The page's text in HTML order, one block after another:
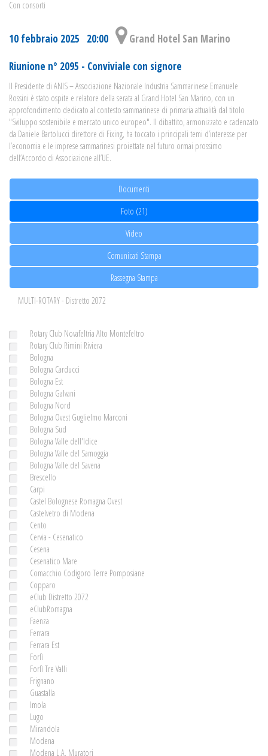
Con consorti
10 febbraio 2025 20:00
Grand Hotel San Marino
Riunione n° 2095 - Conviviale con signore
Il Presidente di ANIS – Associazione Nazionale Industria Sammarinese Emanuele
Rossini è stato ospite e relatore della serata al Grand Hotel San Marino, con un
approfondimento dedicato al contesto sammarinese di primaria attualità dal titolo
"Sviluppo sostenibile e mercato unico europeo". Il dibattito, armonizzato e cadenzato
da Daniele Bartolucci direttore di Fixing, ha toccato i principali temi d’interesse per
l’economia e le imprese sammarinesi proiettate nel futuro ormai prossimo
dell’Accordo di Associazione all’UE.
Documenti
Foto (21)
Video
Comunicati Stampa
Rassegna Stampa
MULTI-ROTARY - Distretto 2072
Rotary Club Novafeltria Alto Montefeltro
Rotary Club Rimini Riviera
Bologna
Bologna Carducci
Bologna Est
Bologna Galvani
Bologna Nord
Bologna Ovest Guglielmo Marconi
Bologna Sud
Bologna Valle dell'Idice
Bologna Valle del Samoggia
Bologna Valle del Savena
Brescello
Carpi
Castel Bolognese Romagna Ovest
Castelvetro di Modena
Cento
Cervia - Cesenatico
Cesena
Cesenatico Mare
Comacchio Codigoro Terre Pomposiane
Copparo
eClub Distretto 2072
eClubRomagna
Faenza
Ferrara
Ferrara Est
Forlì
Forlì Tre Valli
Frignano
Guastalla
Imola
Lugo
Mirandola
Modena
Modena L.A. Muratori